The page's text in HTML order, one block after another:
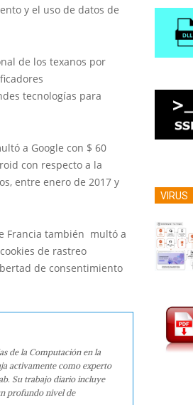
y el uso de datos de
de los texanos por
tecnologías para
a Google con $ 60
con respecto a la
entre enero de 2017 y
Francia también multó a
de rastreo
de consentimiento
de la Computación en la
activamente como experto
Su trabajo diario incluye
profundo nivel de
VIRUS